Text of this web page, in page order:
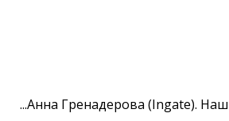
...Анна Гренадерова (Ingate).